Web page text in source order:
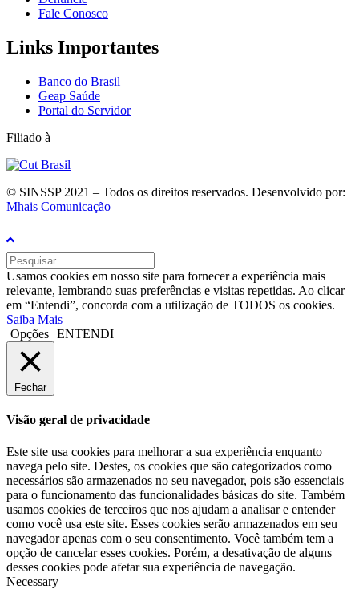
Fale Conosco
Links Importantes
Banco do Brasil
Geap Saúde
Portal do Servidor
Filiado à
© SINSSP 2021 – Todos os direitos reservados. Desenvolvido por:
Mhais Comunicação
Usamos cookies em nosso site para fornecer a experiência mais
relevante, lembrando suas preferências e visitas repetidas. Ao clicar
em “Entendi”, concorda com a utilização de TODOS os cookies.
Saiba Mais
Opções ENTENDI
Fechar
Visão geral de privacidade
Este site usa cookies para melhorar a sua experiência enquanto
navega pelo site. Destes, os cookies que são categorizados como
necessários são armazenados no seu navegador, pois são essenciais
para o funcionamento das funcionalidades básicas do site. Também
usamos cookies de terceiros que nos ajudam a analisar e entender
como você usa este site. Esses cookies serão armazenados em seu
navegador apenas com o seu consentimento. Você também tem a
opção de cancelar esses cookies. Porém, a desativação de alguns
desses cookies pode afetar sua experiência de navegação.
Necessary